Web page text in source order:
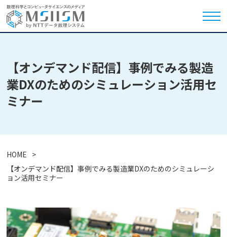
【オンデマンド配信】事例でみる製造
業DXのためのシミュレーション活用セ
ミナー
HOME
【オンデマンド配信】事例でみる製造業DXのためのシミュレーシ
ョン活用セミナー